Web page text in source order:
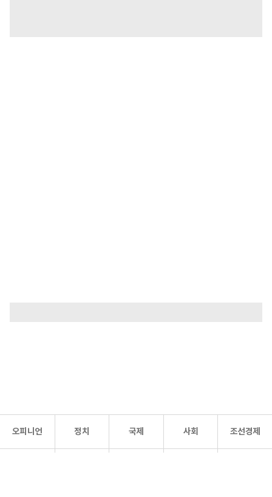
오피니언 정치 국제 사회 조선경제